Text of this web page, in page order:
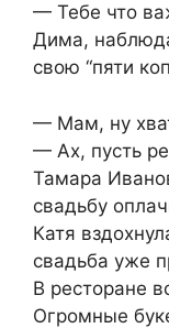
— Тебе что
Дима,
свою “пяти
— Мам, ну
— Ах, пусть
Тамара
свадьбу
Катя
свадьба уже
В ресторане
Огромные